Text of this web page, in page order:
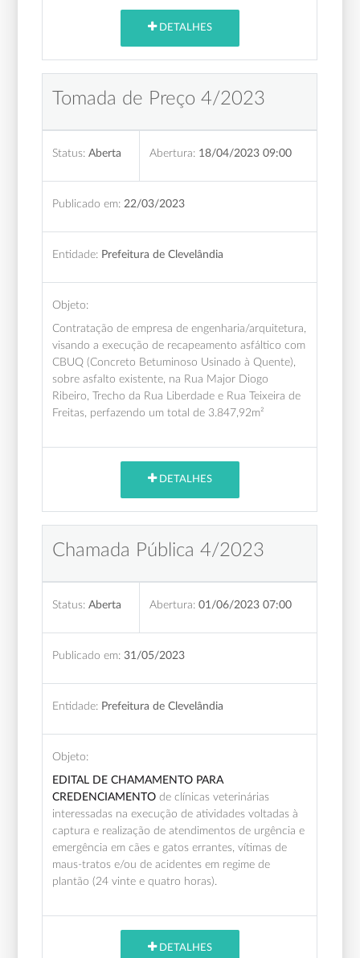
DETALHES
Tomada de Preço 4/2023
Status: Aberta Abertura: 18/04/2023 09:00
Publicado em: 22/03/2023
Entidade: Prefeitura de Clevelândia
Objeto:
Contratação de empresa de engenharia/arquitetura,
visando a execução de recapeamento asfáltico com
CBUQ (Concreto Betuminoso Usinado à Quente),
sobre asfalto existente, na Rua Major Diogo
Ribeiro, Trecho da Rua Liberdade e Rua Teixeira de
Freitas, perfazendo um total de 3.847,92m²
DETALHES
Chamada Pública 4/2023
Status: Aberta Abertura: 01/06/2023 07:00
Publicado em: 31/05/2023
Entidade: Prefeitura de Clevelândia
Objeto:
EDITAL DE CHAMAMENTO PARA
CREDENCIAMENTO de clínicas veterinárias
interessadas na execução de atividades voltadas à
captura e realização de atendimentos de urgência e
emergência em cães e gatos errantes, vítimas de
maus-tratos e/ou de acidentes em regime de
plantão (24 vinte e quatro horas).
DETALHES